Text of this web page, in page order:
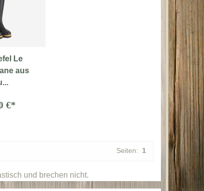
Le
aus
€*
Seiten: 1
und brechen nicht.